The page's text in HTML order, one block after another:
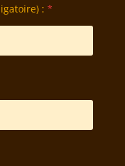
: *